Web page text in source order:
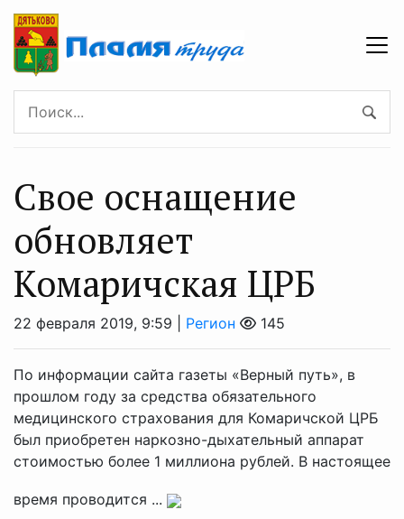
Свое оснащение
обновляет
Комаричская ЦРБ
22 февраля 2019, 9:59 | Регион 145
По информации сайта газеты «Верный путь», в
прошлом году за средства обязательного
медицинского страхования для Комаричской ЦРБ
был приобретен наркозно-дыхательный аппарат
стоимостью более 1 миллиона рублей. В настоящее
время проводится ...